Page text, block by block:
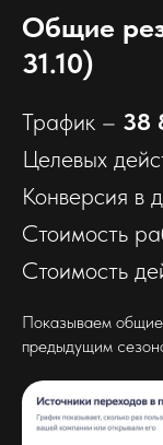
Общие
31.10)
Трафик – 38
Целевых
Конверсия в
Стоимость
Стоимость
Показываем общие
предыдущим